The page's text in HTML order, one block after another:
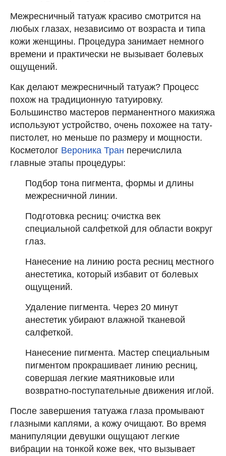
Межресничный татуаж красиво смотрится на
любых глазах, независимо от возраста и типа
кожи женщины. Процедура занимает немного
времени и практически не вызывает болевых
ощущений.
Как делают межресничный татуаж? Процесс
похож на традиционную татуировку.
Большинство мастеров перманентного макияжа
используют устройство, очень похожее на тату-
пистолет, но меньше по размеру и мощности.
Косметолог Вероника Тран перечислила
главные этапы процедуры:
Подбор тона пигмента, формы и длины
межресничной линии.
Подготовка ресниц: очистка век
специальной салфеткой для области вокруг
глаз.
Нанесение на линию роста ресниц местного
анестетика, который избавит от болевых
ощущений.
Удаление пигмента. Через 20 минут
анестетик убирают влажной тканевой
салфеткой.
Нанесение пигмента. Мастер специальным
пигментом прокрашивает линию ресниц,
совершая легкие маятниковые или
возвратно-поступательные движения иглой.
После завершения татуажа глаза промывают
глазными каплями, а кожу очищают. Во время
манипуляции девушки ощущают легкие
вибрации на тонкой коже век, что вызывает